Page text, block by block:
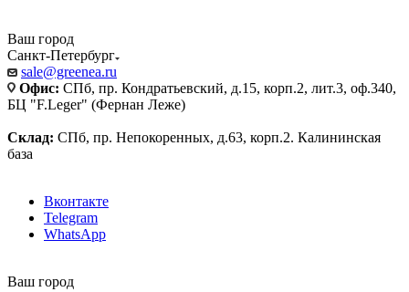
Ваш город
Санкт-Петербург
sale@greenea.ru
Офис: СПб, пр. Кондратьевский, д.15, корп.2, лит.3, оф.340,
БЦ "F.Leger" (Фернан Леже)
Склад: СПб, пр. Непокоренных, д.63, корп.2. Калининская
база
Вконтакте
Telegram
WhatsApp
Ваш город